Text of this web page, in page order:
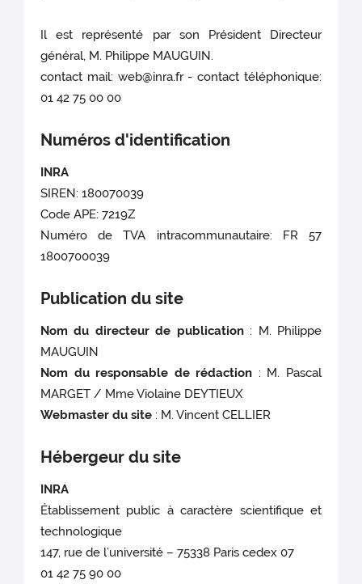
Il est représenté par son Président Directeur
général, M. Philippe MAUGUIN.
contact mail: web@inra.fr - contact téléphonique:
01 42 75 00 00
Numéros d'identification
INRA
SIREN: 180070039
Code APE: 7219Z
Numéro de TVA intracommunautaire: FR 57
1800700039
Publication du site
Nom du directeur de publication: M. Philippe
MAUGUIN
Nom du responsable de rédaction : M. Pascal
MARGET / Mme Violaine DEYTIEUX
Webmaster du site : M. Vincent CELLIER
Hébergeur du site
INRA
Établissement public à caractère scientifique et
technologique
147, rue de l’université – 75338 Paris cedex 07
01 42 75 90 00